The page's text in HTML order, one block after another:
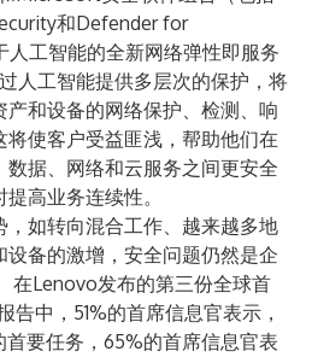
和Defender for
工智能的全新网络弹性即服务
人工智能提供多层次的保护，将
和设备的网络保护、检测、响
使客户受益匪浅，帮助他们在
据、网络和云服务之间更安全
高业务连续性。
，如转向混合工作、越来越多地
备的激增，安全问题仍然是企
在Lenovo发布的第三份全球首
告中，51%的首席信息官表示，
要任务，65%的首席信息官表